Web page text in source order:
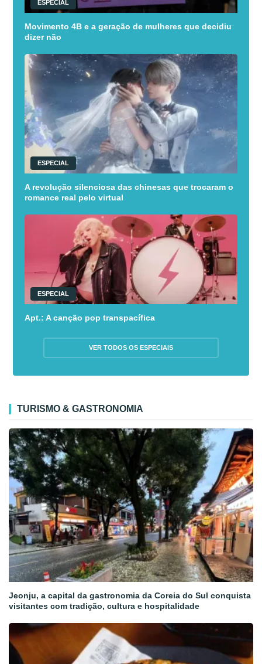
ESPECIAL
Movimento 4B e a geração de mulheres que decidiu
dizer não
ESPECIAL
A revolução silenciosa das chinesas que trocaram o
romance real pelo virtual
ESPECIAL
Apt.: A canção pop transpacífica
VER TODOS OS ESPECIAIS
TURISMO & GASTRONOMIA
Jeonju, a capital da gastronomia da Coreia do Sul conquista
visitantes com tradição, cultura e hospitalidade